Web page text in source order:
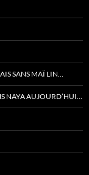
SANS MAÏ LIN…
NAYA AUJOURD’HUI…